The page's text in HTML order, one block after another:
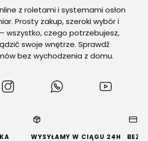
z roletami i systemami osłon
Prosty zakup, szeroki wybór i
wszystko, czego potrzebujesz,
swoje wnętrze. Sprawdź
bez wychodzenia z domu.
(Otwiera
nowej
karcie)
(Otwiera
karcie)
(Otwiera
nowej
karcie)
WYSYŁAMY W CIĄGU 24H